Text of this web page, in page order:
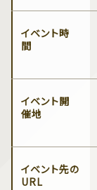
イベント時
間
イベント開
催地
イベント先の
URL